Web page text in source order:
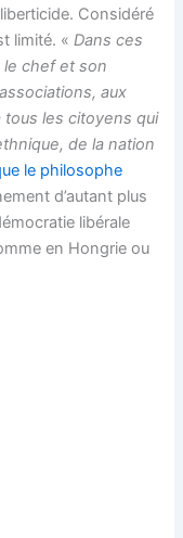
Considéré
limité. «Dans ces
le chef et son
aux
tous les citoyens qui
de la nation
le philosophe
d’autant plus
libérale
en Hongrie ou